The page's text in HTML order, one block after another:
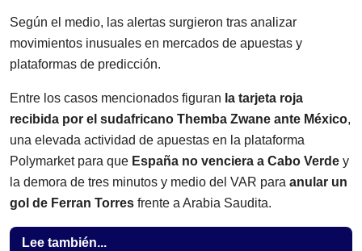
Según el medio, las alertas surgieron tras analizar
movimientos inusuales en mercados de apuestas y
plataformas de predicción.
Entre los casos mencionados figuran la tarjeta roja
recibida por el sudafricano Themba Zwane ante México,
una elevada actividad de apuestas en la plataforma
Polymarket para que España no venciera a Cabo Verde y
la demora de tres minutos y medio del VAR para anular un
gol de Ferran Torres frente a Arabia Saudita.
Lee también...